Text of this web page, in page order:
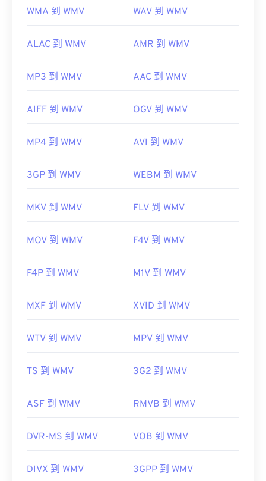
WMA 到 WMV WAV 到 WMV
ALAC 到 WMV AMR 到 WMV
MP3 到 WMV AAC 到 WMV
AIFF 到 WMV OGV 到 WMV
MP4 到 WMV AVI 到 WMV
3GP 到 WMV WEBM 到 WMV
MKV 到 WMV FLV 到 WMV
MOV 到 WMV F4V 到 WMV
F4P 到 WMV M1V 到 WMV
MXF 到 WMV XVID 到 WMV
WTV 到 WMV MPV 到 WMV
TS 到 WMV 3G2 到 WMV
ASF 到 WMV RMVB 到 WMV
DVR-MS 到 WMV VOB 到 WMV
DIVX 到 WMV 3GPP 到 WMV